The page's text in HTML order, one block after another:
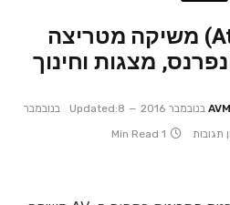
אטלונה (Atlona) משיקה מטריצה
מצגות וחינוך
Updated:
8 בנובמבר
תגובות 1 Min Read